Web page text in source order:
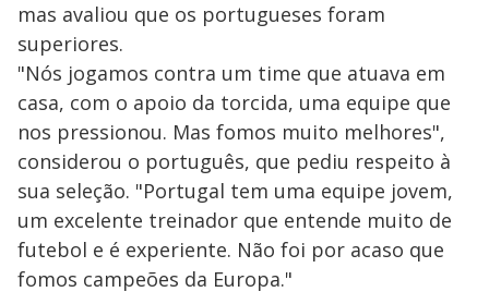
mas avaliou que os portugueses foram
superiores.
"Nós jogamos contra um time que atuava em
casa, com o apoio da torcida, uma equipe que
nos pressionou. Mas fomos muito melhores",
considerou o português, que pediu respeito à
sua seleção. "Portugal tem uma equipe jovem,
um excelente treinador que entende muito de
futebol e é experiente. Não foi por acaso que
fomos campeões da Europa."